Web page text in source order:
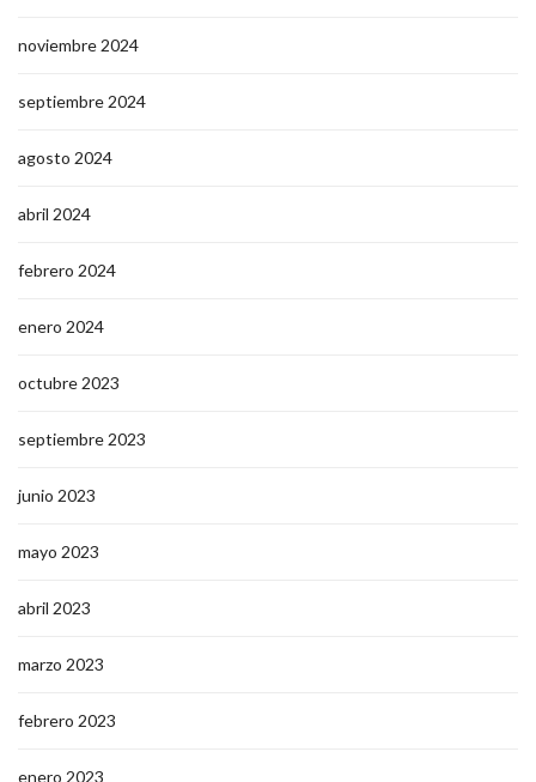
noviembre 2024
septiembre 2024
agosto 2024
abril 2024
febrero 2024
enero 2024
octubre 2023
septiembre 2023
junio 2023
mayo 2023
abril 2023
marzo 2023
febrero 2023
enero 2023